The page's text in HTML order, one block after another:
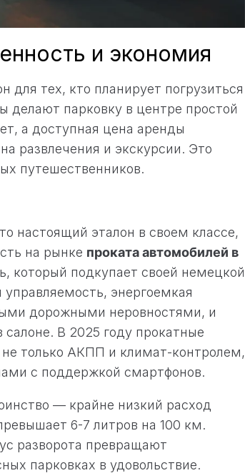
и экономия
тех, кто планирует погрузиться
парковку в центре простой
а доступная цена аренды
развлечения и экскурсии. Это
путешественников.
настоящий эталон в своем классе,
на рынке проката автомобилей в
который подкупает своей немецкой
энергоемкая
дорожными неровностями, и
В 2025 году прокатные
только АКПП и климат-контролем,
с поддержкой смартфонов.
— крайне низкий расход
6-7 литров на 100 км.
разворота превращают
парковках в удовольствие.